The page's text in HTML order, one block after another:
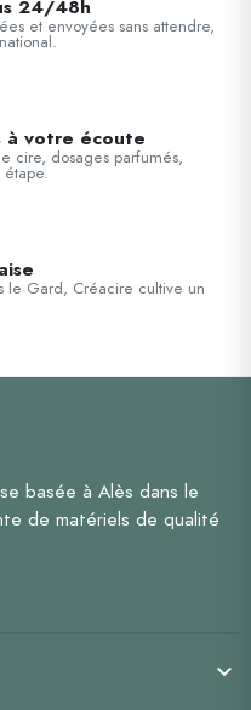
24/48h
et envoyées sans attendre,
à votre écoute
cire, dosages parfumés,
le Gard, Créacire cultive un
basée à Alès dans le
de matériels de qualité
